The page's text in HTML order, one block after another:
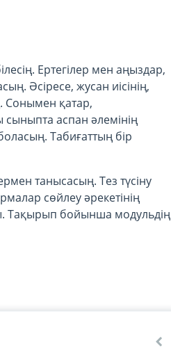
Ертегілер мен аңыздар,
Әсіресе, жусан иісінің,
Сонымен қатар,
сыныпта аспан әлемінің
Табиғаттың бір
танысасың. Тез түсіну
сөйлеу әрекетінің
Тақырып бойынша модульдің